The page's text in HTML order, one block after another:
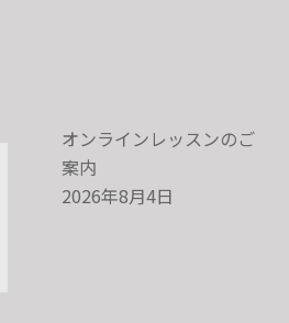
オンラインレッスンのご
案内
2026年8月4日